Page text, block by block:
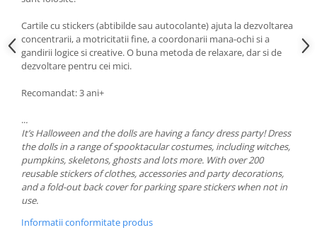
Cartile cu stickers (abtibilde sau autocolante) ajuta la dezvoltarea
concentrarii, a motricitatii fine, a coordonarii mana-ochi si a
gandirii logice si creative. O buna metoda de relaxare, dar si de
dezvoltare pentru cei mici.
Recomandat: 3 ani+
...
It’s Halloween and the dolls are having a fancy dress party! Dress
the dolls in a range of spooktacular costumes, including witches,
pumpkins, skeletons, ghosts and lots more. With over 200
reusable stickers of clothes, accessories and party decorations,
and a fold-out back cover for parking spare stickers when not in
use.
Informatii conformitate produs